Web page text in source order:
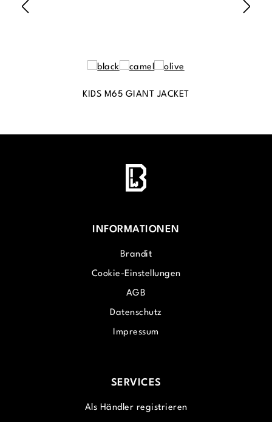
KIDS M65 GIANT JACKET
INFORMATIONEN
Brandit
Cookie-Einstellungen
AGB
Datenschutz
Impressum
SERVICES
Als Händler registrieren